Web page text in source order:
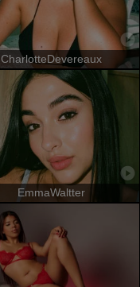
CharlotteDevereaux
EmmaWaltter